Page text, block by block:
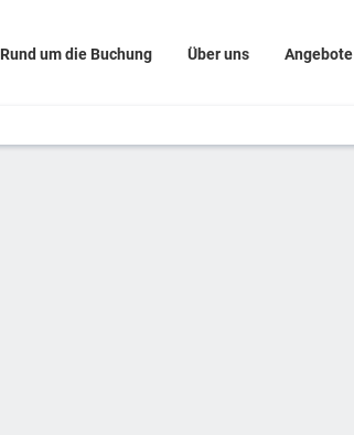
Rund um die Buchung Über uns Angebote